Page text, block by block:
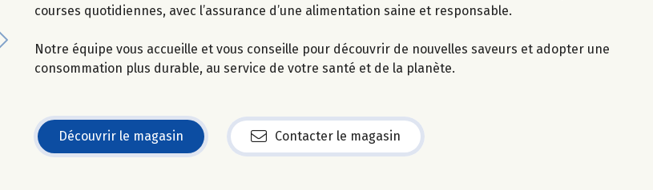
Next
courses quotidiennes, avec l’assurance d’une alimentation saine et responsable.
Notre équipe vous accueille et vous conseille pour découvrir de nouvelles saveurs et adopter une
consommation plus durable, au service de votre santé et de la planète.
Découvrir le magasin Contacter le magasin